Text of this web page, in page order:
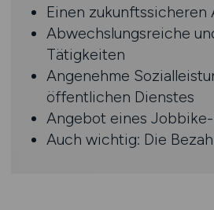
Einen zukunftssicheren
Abwechslungsreiche
Tätigkeiten
Angenehme
öffentlichen Dienstes
Angebot eines
Auch wichtig: Die